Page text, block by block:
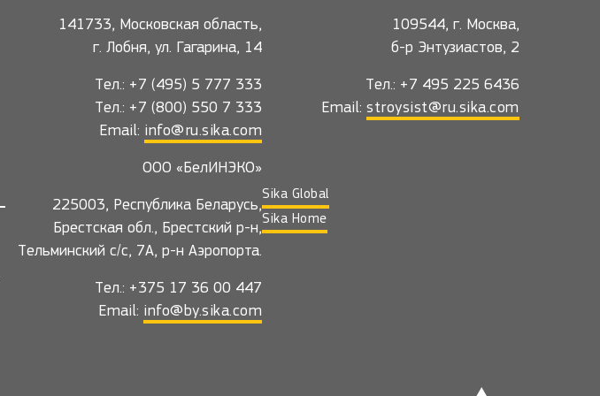
141733, Московская область,
г. Лобня, ул. Гагарина, 14
Тел.: +7 (495) 5 777 333
Тел.: +7 (800) 550 7 333
Email: info@ru.sika.com
109544, г. Москва,
б-р Энтузиастов, 2
Тел.: +7 495 225 6436
Email: stroysist@ru.sika.com
ООО «БелИНЭКО»
225003, Республика Беларусь,
Брестская обл., Брестский р-н,
Тельминский с/с, 7А, р-н Аэропорта.
Тел.: +375 17 36 00 447
Email: info@by.sika.com
Sika Global
Sika Home